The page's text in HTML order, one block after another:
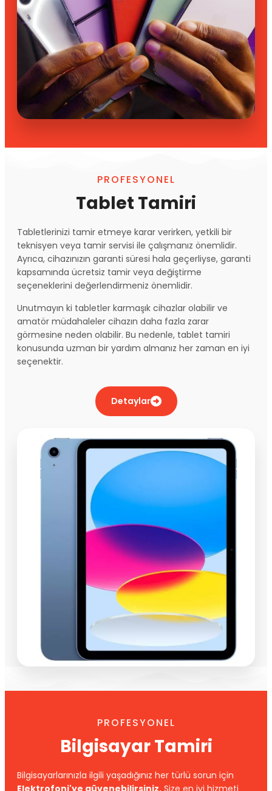
PROFESYONEL
Tablet Tamiri
Tabletlerinizi tamir etmeye karar verirken, yetkili bir
teknisyen veya tamir servisi ile çalışmanız önemlidir.
Ayrıca, cihazınızın garanti süresi hala geçerliyse, garanti
kapsamında ücretsiz tamir veya değiştirme
seçeneklerini değerlendirmeniz önemlidir.
Unutmayın ki tabletler karmaşık cihazlar olabilir ve
amatör müdahaleler cihazın daha fazla zarar
görmesine neden olabilir. Bu nedenle, tablet tamiri
konusunda uzman bir yardım almanız her zaman en iyi
seçenektir.
Detaylar
PROFESYONEL
Bilgisayar Tamiri
Bilgisayarlarınızla ilgili yaşadığınız her türlü sorun için
Elektrofoni'ye güvenebilirsiniz. Size en iyi hizmeti